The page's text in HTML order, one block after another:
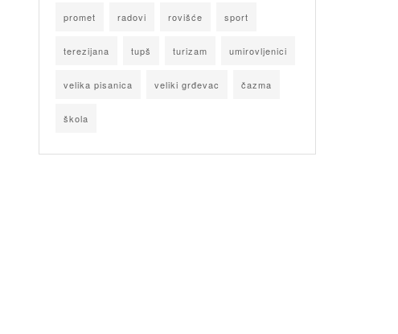
promet radovi rovišće sport
terezijana tupš turizam umirovljenici
velika pisanica veliki grđevac čazma
škola